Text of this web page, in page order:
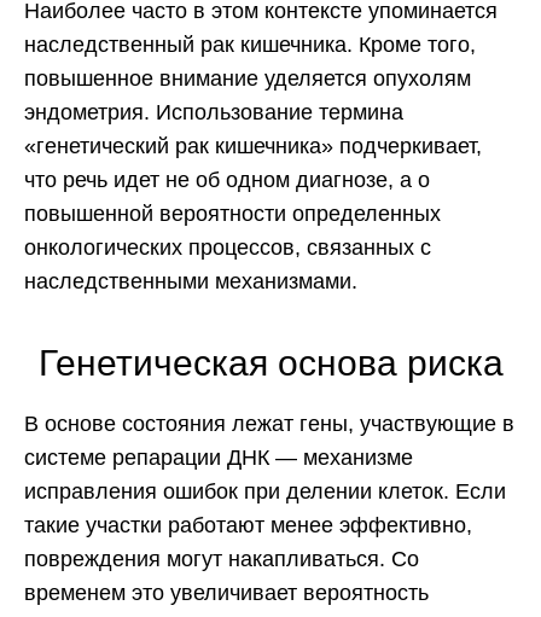
Наиболее часто в этом контексте упоминается
наследственный рак кишечника. Кроме того,
повышенное внимание уделяется опухолям
эндометрия. Использование термина
«генетический рак кишечника» подчеркивает,
что речь идет не об одном диагнозе, а о
повышенной вероятности определенных
онкологических процессов, связанных с
наследственными механизмами.
Генетическая основа риска
В основе состояния лежат гены, участвующие в
системе репарации ДНК — механизме
исправления ошибок при делении клеток. Если
такие участки работают менее эффективно,
повреждения могут накапливаться. Со
временем это увеличивает вероятность